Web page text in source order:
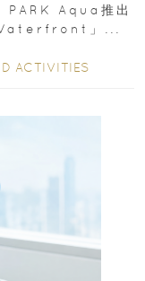
Aqua推出
」...
ACTIVITIES